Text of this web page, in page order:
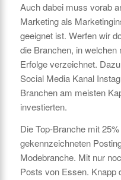
Auch dabei muss vorab
Marketing als
geeignet ist. Werfen wir
die Branchen, in
Erfolge verzeichnet.
Social Media Kanal
Branchen am meisten
investierten.
Die Top-Branche mit 25%
gekennzeichneten
Modebranche. Mit nur
Posts von Essen. Knapp